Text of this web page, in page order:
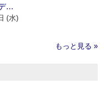
…
(水)
もっと見る »